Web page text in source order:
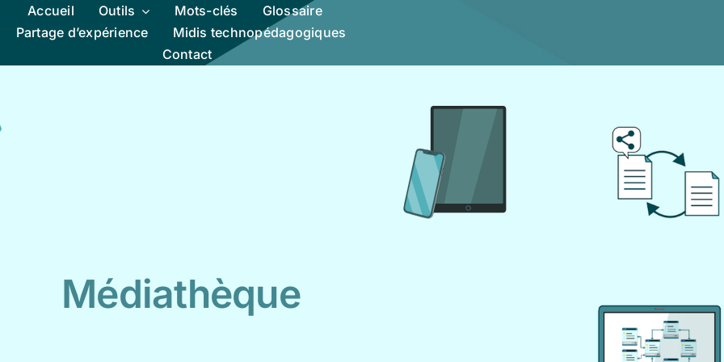
Accueil Outils Mots-clés
Glossaire
Partage d’expérience
Midis technopédagogiques
Contact
Médiathèque